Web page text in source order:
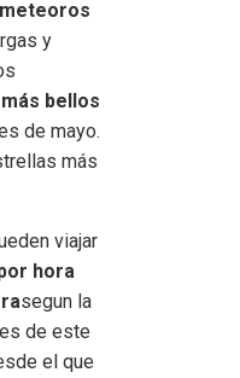
meteoros
y
bellos
de mayo.
más
viajar
hora
segun la
de este
el que